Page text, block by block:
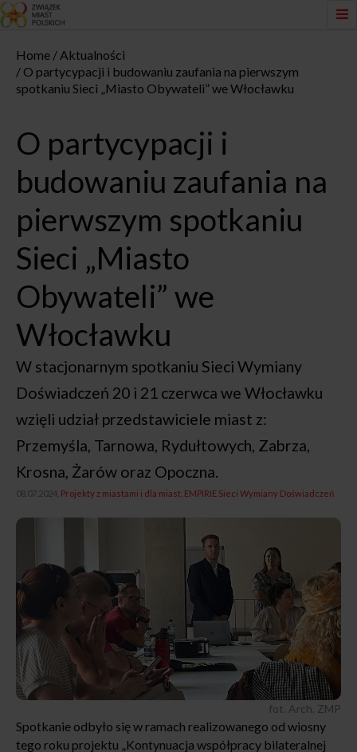
Home
Aktualności
O partycypacji i budowaniu zaufania na pierwszym
spotkaniu Sieci „Miasto Obywateli” we Włocławku
O partycypacji i
budowaniu zaufania na
pierwszym spotkaniu
Sieci „Miasto
Obywateli” we
Włocławku
W stacjonarnym spotkaniu Sieci Wymiany
Doświadczeń 20 i 21 czerwca we Włocławku
wzięli udział przedstawiciele miast z:
Przemyśla, Tarnowa, Rydułtowych, Zabrza,
Krosna, Żarów oraz Opoczna.
08.07.2024, Projekty z miastami i dla miast EMPIRIE Sieci Wymiany Doświadczeń
fot. Arch. ZMP
Spotkanie odbyło się w ramach realizowanego od wiosny
tego roku projektu „Kontynuacja współpracy bilateralnej